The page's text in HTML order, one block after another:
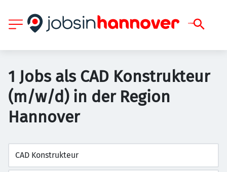
1 Jobs als CAD Konstrukteur
(m/w/d) in der Region
Hannover